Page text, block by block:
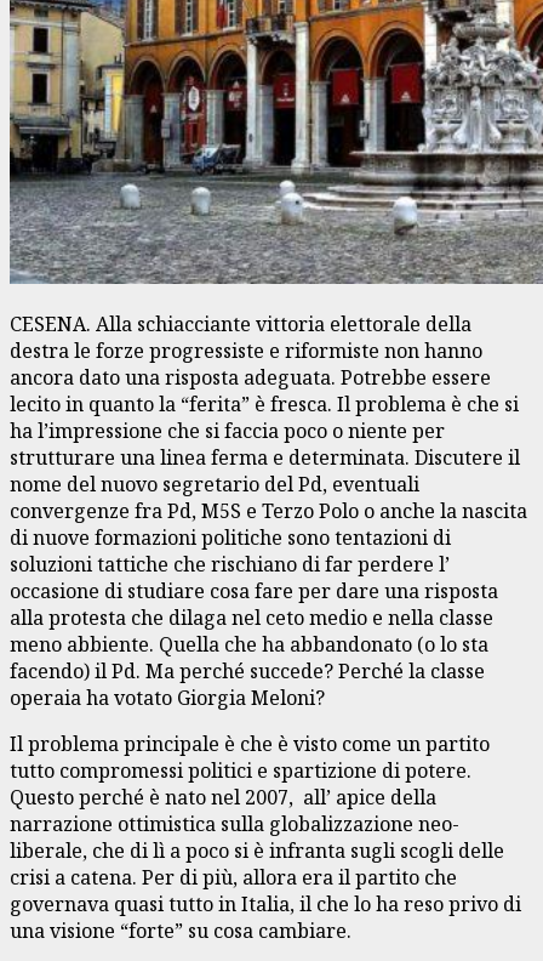
CESENA. Alla schiacciante vittoria elettorale della
destra le forze progressiste e riformiste non hanno
ancora dato una risposta adeguata. Potrebbe essere
lecito in quanto la “ferita” è fresca. Il problema è che si
ha l’impressione che si faccia poco o niente per
strutturare una linea ferma e determinata. Discutere il
nome del nuovo segretario del Pd, eventuali
convergenze fra Pd, M5S e Terzo Polo o anche la nascita
di nuove formazioni politiche sono tentazioni di
soluzioni tattiche che rischiano di far perdere l’
occasione di studiare cosa fare per dare una risposta
alla protesta che dilaga nel ceto medio e nella classe
meno abbiente. Quella che ha abbandonato (o lo sta
facendo) il Pd. Ma perché succede? Perché la classe
operaia ha votato Giorgia Meloni?
Il problema principale è che è visto come un partito
tutto compromessi politici e spartizione di potere.
Questo perché è nato nel 2007, all’ apice della
narrazione ottimistica sulla globalizzazione neo-
liberale, che di lì a poco si è infranta sugli scogli delle
crisi a catena. Per di più, allora era il partito che
governava quasi tutto in Italia, il che lo ha reso privo di
una visione “forte” su cosa cambiare.